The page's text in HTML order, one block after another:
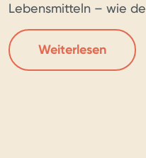
Lebensmitteln – wie
von Howly Bowly –
verträgliche Kost
warum viele Hunde
Weiterlesen